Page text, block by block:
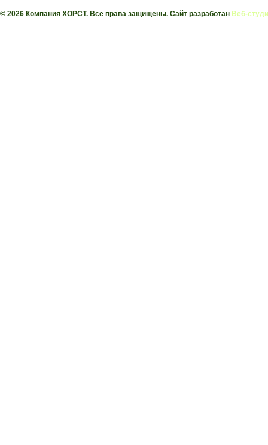
© 2026 Компания ХОРСТ. Все права защищены. Сайт разработан Веб-